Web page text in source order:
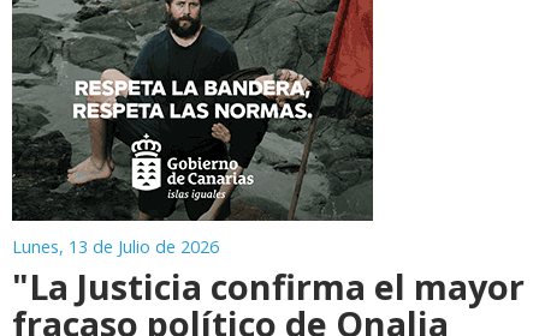
Lunes, 13 de Julio de 2026
"La Justicia confirma el mayor
fracaso político de Onalia